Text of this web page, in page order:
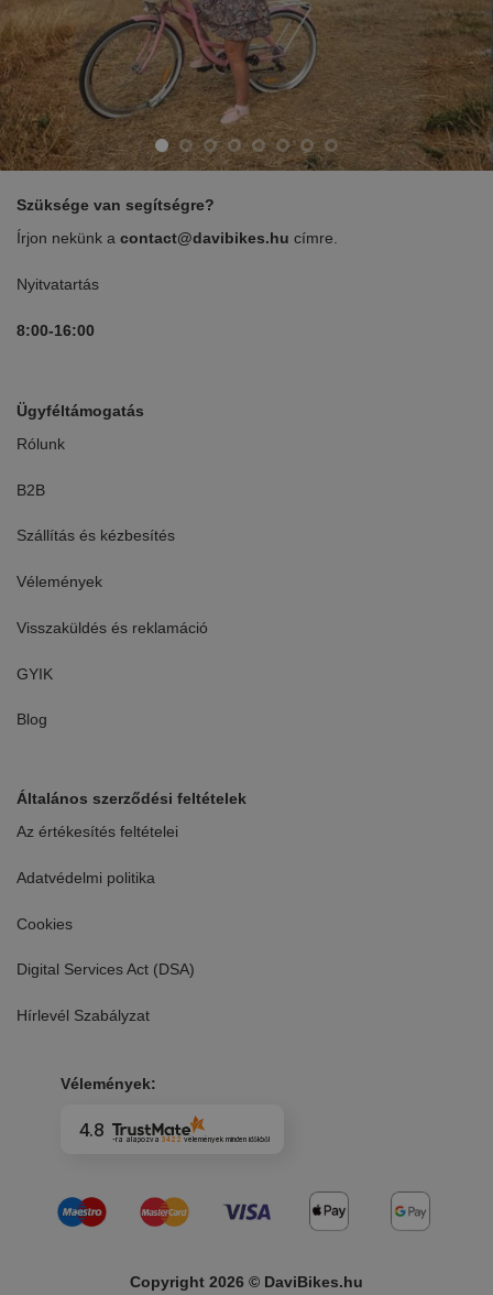
Szüksége van segítségre?
Írjon nekünk a contact@davibikes.hu címre.
Nyitvatartás
8:00-16:00
Ügyféltámogatás
Rólunk
B2B
Szállítás és kézbesítés
Vélemények
Visszaküldés és reklamáció
GYIK
Blog
Általános szerződési feltételek
Az értékesítés feltételei
Adatvédelmi politika
Cookies
Digital Services Act (DSA)
Hírlevél Szabályzat
Vélemények:
4.8 -ra alapozva 3422 véleményekminden időkből
Copyright 2026 © DaviBikes.hu